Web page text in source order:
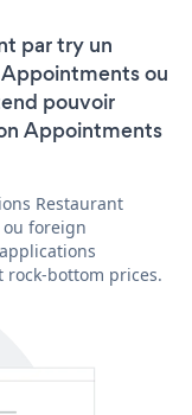
par try un
ou
pouvoir
Appointments
Restaurant
ou foreign
rock-bottom prices.